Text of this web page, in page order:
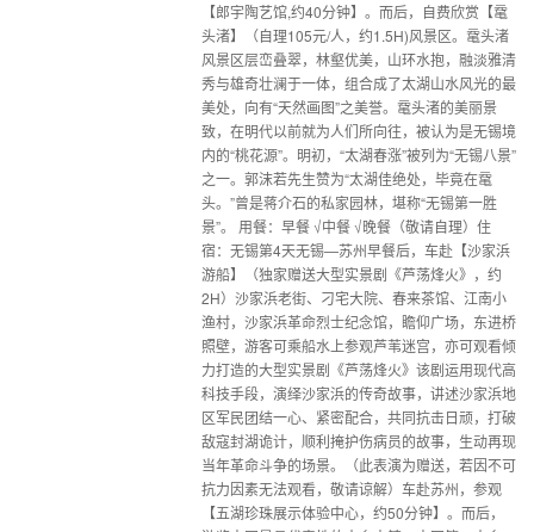
【郎宇陶艺馆,约40分钟】。而后，自费欣赏【鼋
头渚】（自理105元/人，约1.5H)风景区。鼋头渚
风景区层峦叠翠，林壑优美，山环水抱，融淡雅清
秀与雄奇壮澜于一体，组合成了太湖山水风光的最
美处，向有“天然画图”之美誉。鼋头渚的美丽景
致，在明代以前就为人们所向往，被认为是无锡境
内的“桃花源”。明初，“太湖春涨”被列为“无锡八景”
之一。郭沫若先生赞为“太湖佳绝处，毕竟在鼋
头。”曾是蒋介石的私家园林，堪称“无锡第一胜
景”。 用餐：早餐 √中餐 √晚餐（敬请自理）住
宿：无锡第4天无锡—苏州早餐后，车赴【沙家浜
游船】（独家赠送大型实景剧《芦荡烽火》，约
2H）沙家浜老街、刁宅大院、春来茶馆、江南小
渔村，沙家浜革命烈士纪念馆，瞻仰广场，东进桥
照壁，游客可乘船水上参观芦苇迷宫，亦可观看倾
力打造的大型实景剧《芦荡烽火》该剧运用现代高
科技手段，演绎沙家浜的传奇故事，讲述沙家浜地
区军民团结一心、紧密配合，共同抗击日顽，打破
敌寇封湖诡计，顺利掩护伤病员的故事，生动再现
当年革命斗争的场景。（此表演为赠送，若因不可
抗力因素无法观看，敬请谅解）车赴苏州，参观
【五湖珍珠展示体验中心，约50分钟】。而后，